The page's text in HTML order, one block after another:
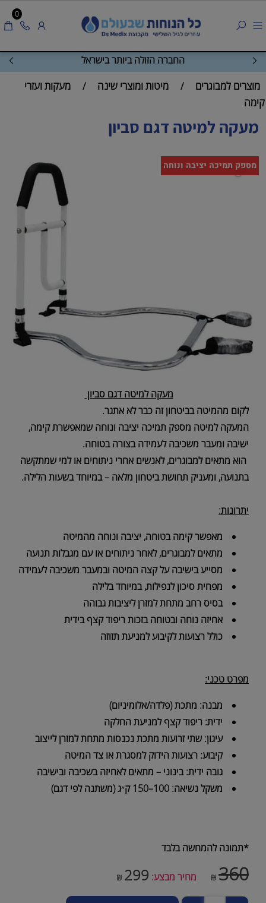
החברה הזולה ביותר בישראל
0
מוצרים למבוגרים / מיטות ומוצרי שינה /
מעקות ועזרי
קימה
מעקה למיטה דגם סביון
מספק תמיכה יציבה ונוחה
מעקה למיטה דגם סביון
לקום מהמיטה בביטחון זה כבר לא אתגר.
המעקה למיטה מספק תמיכה יציבה ונוחה שמאפשרת קימה,
ישיבה ומעבר משכיבה לעמידה בצורה בטוחה.
הוא מתאים למבוגרים, לאנשים אחרי ניתוחים או למי שמתקשה
בתנועה, ומעניק תחושת ביטחון מלאה – במיוחד בשעות הלילה.
יתרונות:
מאפשר קימה בטוחה, יציבה ונוחה מהמיטה
מתאים למבוגרים, לאחר ניתוחים או עם מגבלות תנועה
מסייע בישיבה על קצה המיטה ובמעבר משכיבה לעמידה
מפחית סיכון לנפילות, במיוחד בלילה
בסיס רחב מתחת למזרן ליציבות גבוהה
אחיזה נוחה ובטוחה בזכות ריפוד קצף בידית
כולל רצועות לקיבוע למניעת תזוזה
מפרט טכני:
מבנה: מתכת (פלדה/אלומיניום)
ידית: ריפוד קצף למניעת החלקה
עיגון: שתי זרועות מתכת נכנסות מתחת למזרן לייצוב
קיבוע: רצועות הידוק למסגרת או צד המיטה
גובה ידית: בינוני – מתאים לאחיזה בשכיבה ובישיבה
משקל נשיאה: 100–150 ק״ג (משתנה לפי דגם)
*תמונה להמחשה בלבד
₪ 360 מחיר מבצע: ₪ 299